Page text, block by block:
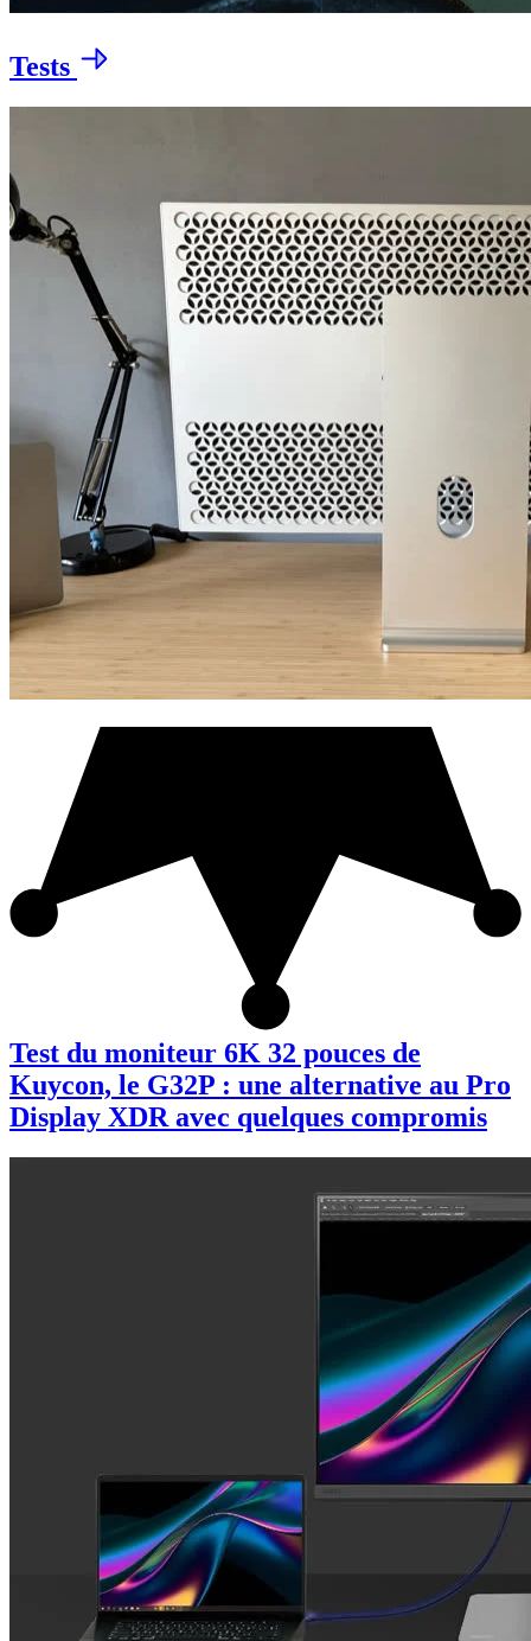
Tests
Test du moniteur 6K 32 pouces de
Kuycon, le G32P : une alternative au Pro
Display XDR avec quelques compromis